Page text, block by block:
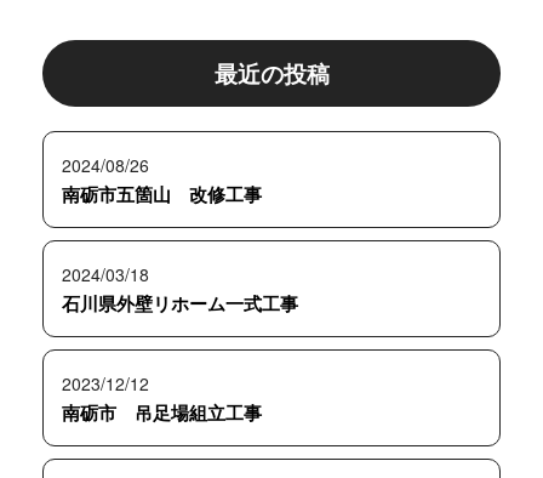
最近の投稿
2024/08/26
南砺市五箇山 改修工事
2024/03/18
石川県外壁リホーム一式工事
2023/12/12
南砺市 吊足場組立工事